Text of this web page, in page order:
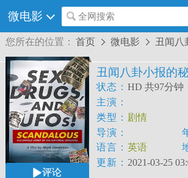
微电影 全网搜索
您所在的位置： 首页  微电影  丑闻八
评论
丑闻八卦小报的
状态： HD 共97分钟
主演：
Carl Bernstein
类型： 剧情
导演：
Mark Landsman
语言： 英语
更新： 2021-03-25